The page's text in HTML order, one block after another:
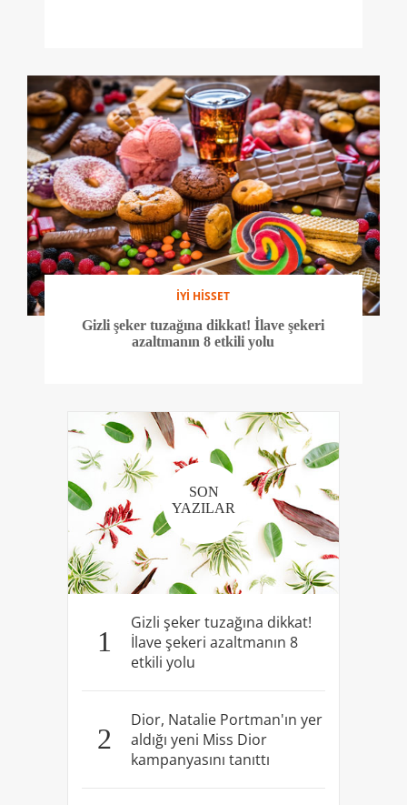
İYİ HİSSET
Gizli şeker tuzağına dikkat! İlave şekeri
azaltmanın 8 etkili yolu
SON
YAZILAR
1
Gizli şeker tuzağına dikkat!
İlave şekeri azaltmanın 8
etkili yolu
2
Dior, Natalie Portman'ın yer
aldığı yeni Miss Dior
kampanyasını tanıttı